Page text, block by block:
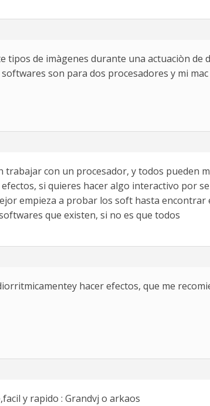
tipos de imàgenes durante una actuaciòn
son para dos procesadores y mi
con un procesador, y todos pueden
si quieres hacer algo interactivo por
empieza a probar los soft hasta
que existen, si no es que todos
hacer efectos, que me
y rapido : Grandvj o arkaos